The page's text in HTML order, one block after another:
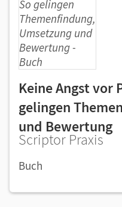
Keine Angst vor
gelingen
und Bewertung
Scriptor Praxis
Buch